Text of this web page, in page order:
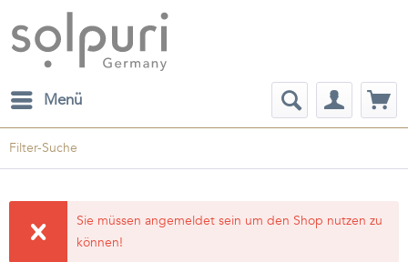
Menü
Filter-Suche
Sie müssen angemeldet sein um den Shop nutzen zu
können!